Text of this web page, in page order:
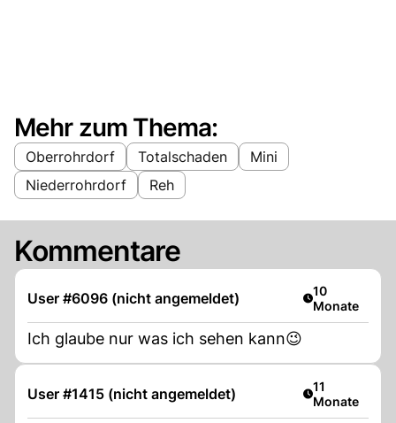
Mehr zum Thema:
Oberrohrdorf Totalschaden
Mini
Niederrohrdorf
Reh
Kommentare
User #6096 (nicht angemeldet) Artikel
10
Monate
Ich glaube nur was ich sehen kann😉
User #1415 (nicht angemeldet) Artikel
11
Monate